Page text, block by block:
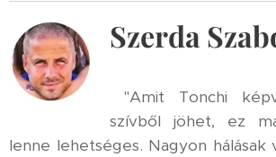
Szerda
"Amit Tonchi
szívből jöhet, ez
lenne lehetséges. Nagyon hálásak